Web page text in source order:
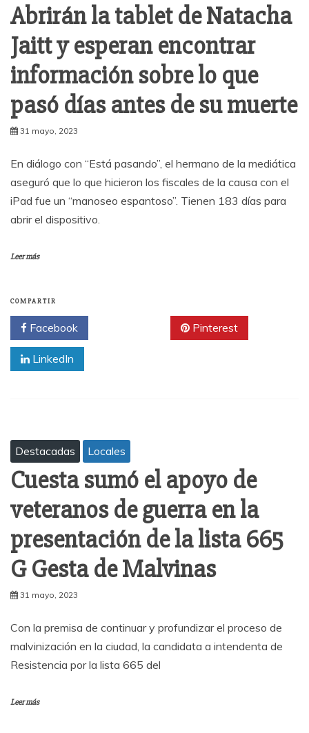
Abrirán la tablet de Natacha
Jaitt y esperan encontrar
información sobre lo que
pasó días antes de su muerte
31 mayo, 2023
En diálogo con “Está pasando”, el hermano de la mediática
aseguró que lo que hicieron los fiscales de la causa con el
iPad fue un “manoseo espantoso”. Tienen 183 días para
abrir el dispositivo.
Leer más
COMPARTIR
Facebook Pinterest
LinkedIn
Destacadas Locales
Cuesta sumó el apoyo de
veteranos de guerra en la
presentación de la lista 665
G Gesta de Malvinas
31 mayo, 2023
Con la premisa de continuar y profundizar el proceso de
malvinización en la ciudad, la candidata a intendenta de
Resistencia por la lista 665 del
Leer más